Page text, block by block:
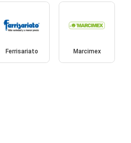
Ferrisariato Marcimex